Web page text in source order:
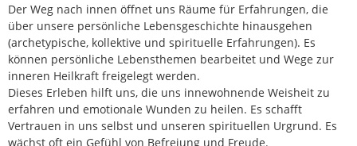
Der Weg nach innen öffnet uns Räume für Erfahrungen, die
über unsere persönliche Lebensgeschichte hinausgehen
(archetypische, kollektive und spirituelle Erfahrungen). Es
können persönliche Lebensthemen bearbeitet und Wege zur
inneren Heilkraft freigelegt werden.
Dieses Erleben hilft uns, die uns innewohnende Weisheit zu
erfahren und emotionale Wunden zu heilen. Es schafft
Vertrauen in uns selbst und unseren spirituellen Urgrund. Es
wächst oft ein Gefühl von Befreiung und Freude.